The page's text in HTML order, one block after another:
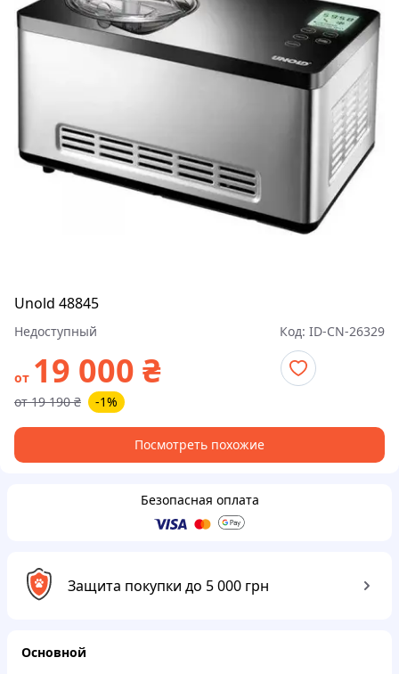
Unold 48845
Недоступный Код: ID-CN-26329
от 19 000 ₴
от 19 190 ₴ -1%
Посмотреть похожие
Безопасная оплата
Защита покупки до 5 000 грн
Основной